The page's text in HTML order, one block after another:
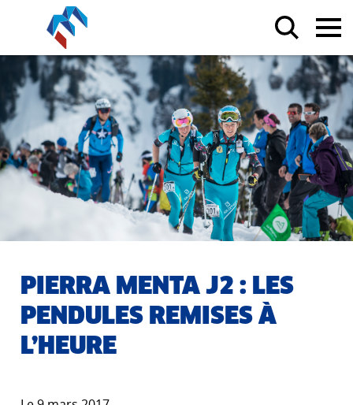
PIERRA MENTA J2 : LES
PENDULES REMISES À
L’HEURE